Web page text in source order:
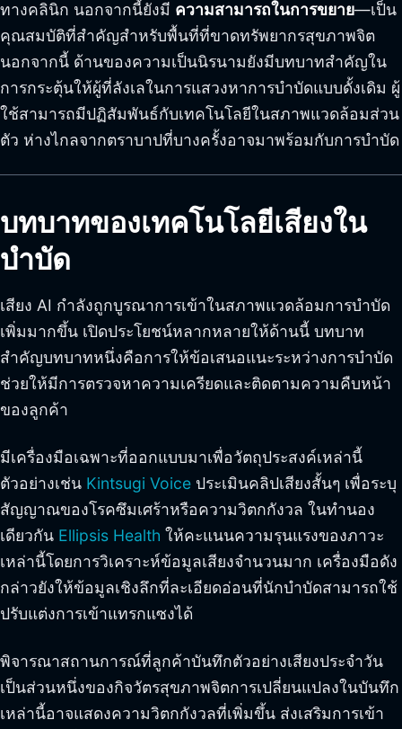
ทางคลินิก นอกจากนี้ยังมี ความสามารถในการขยาย—เป็น
คุณสมบัติที่สำคัญสำหรับพื้นที่ที่ขาดทรัพยากรสุขภาพจิต
นอกจากนี้ ด้านของความเป็นนิรนามยังมีบทบาทสำคัญใน
การกระตุ้นให้ผู้ที่ลังเลในการแสวงหาการบำบัดแบบดั้งเดิม ผู้
ใช้สามารถมีปฏิสัมพันธ์กับเทคโนโลยีในสภาพแวดล้อมส่วน
ตัว ห่างไกลจากตราบาปที่บางครั้งอาจมาพร้อมกับการบำบัด
บทบาทของเทคโนโลยีเสียงใน
บำบัด
เสียง AI กำลังถูกบูรณาการเข้าในสภาพแวดล้อมการบำบัด
เพิ่มมากขึ้น เปิดประโยชน์หลากหลายให้ด้านนี้ บทบาท
สำคัญบทบาทหนึ่งคือการให้ข้อเสนอแนะระหว่างการบำบัด
ช่วยให้มีการตรวจหาความเครียดและติดตามความคืบหน้า
ของลูกค้า
มีเครื่องมือเฉพาะที่ออกแบบมาเพื่อวัตถุประสงค์เหล่านี้
ตัวอย่างเช่น Kintsugi Voice ประเมินคลิปเสียงสั้นๆ เพื่อระบุ
สัญญาณของโรคซึมเศร้าหรือความวิตกกังวล ในทำนอง
เดียวกัน Ellipsis Health ให้คะแนนความรุนแรงของภาวะ
เหล่านี้โดยการวิเคราะห์ข้อมูลเสียงจำนวนมาก เครื่องมือดัง
กล่าวยังให้ข้อมูลเชิงลึกที่ละเอียดอ่อนที่นักบำบัดสามารถใช้
ปรับแต่งการเข้าแทรกแซงได้
พิจารณาสถานการณ์ที่ลูกค้าบันทึกตัวอย่างเสียงประจำวัน
เป็นส่วนหนึ่งของกิจวัตรสุขภาพจิตการเปลี่ยนแปลงในบันทึก
เหล่านี้อาจแสดงความวิตกกังวลที่เพิ่มขึ้น ส่งเสริมการเข้า